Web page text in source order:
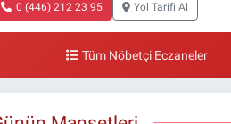
0 (446) 212 23 95 Yol Tarifi Al
Tüm Nöbetçi Eczaneler